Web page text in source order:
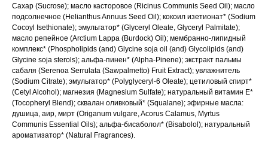
Сахар (Sucrose); масло касторовое (Ricinus Communis Seed Oil); масло
подсолнечное (Helianthus Annuus Seed Oil); кокоил изетионат* (Sodium
Cocoyl Isethionate); эмульгатор* (Glyceryl Oleate, Glyceryl Palmitate);
масло репейное (Arctium Lappa (Burdock) Oil); мембранно-липидный
комплекс* (Phospholipids (and) Glycine soja oil (and) Glycolipids (and)
Glycine soja sterols); альфа-пинен* (Alpha-Pinene); экстракт пальмы
сабаля (Serenoa Serrulata (Sawpalmetto) Fruit Extract); увлажнитель
(Sodium Citrate); эмульгатор* (Polyglyceryl-6 Oleate); цетиловый спирт*
(Сetyl Alcohol); магнезия (Magnesium Sulfate); натуральный витамин Е*
(Tocopheryl Blend); сквалан оливковый* (Squalane); эфирные масла:
душица, аир, мирт (Origanum vulgare, Acorus Calamus, Myrtus
Communis Essential Oils); альфа-бисаболол* (Bisabolol); натуральный
ароматизатор* (Natural Fragrances).